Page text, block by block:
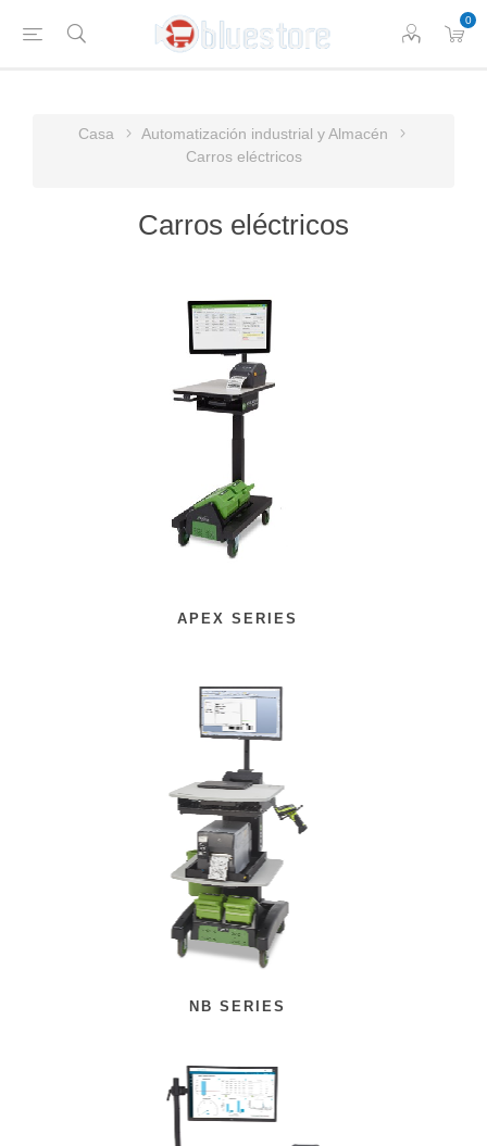
0
Casa
Automatización industrial y Almacén
Carros eléctricos
Carros eléctricos
APEX SERIES
NB SERIES